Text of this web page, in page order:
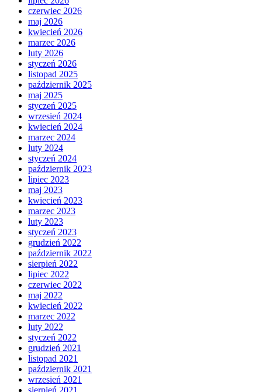
czerwiec 2026
maj 2026
kwiecień 2026
marzec 2026
luty 2026
styczeń 2026
listopad 2025
październik 2025
maj 2025
styczeń 2025
wrzesień 2024
kwiecień 2024
marzec 2024
luty 2024
styczeń 2024
październik 2023
lipiec 2023
maj 2023
kwiecień 2023
marzec 2023
luty 2023
styczeń 2023
grudzień 2022
październik 2022
sierpień 2022
lipiec 2022
czerwiec 2022
maj 2022
kwiecień 2022
marzec 2022
luty 2022
styczeń 2022
grudzień 2021
listopad 2021
październik 2021
wrzesień 2021
sierpień 2021